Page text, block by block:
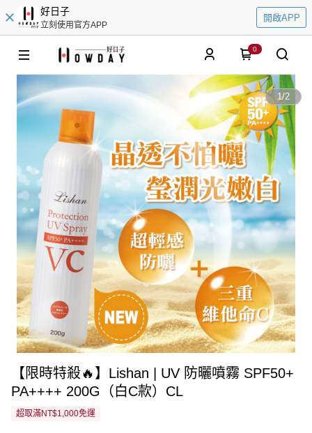
好日子
立刻使用官方APP
開啟APP
0
1/2
【限時特殺🔥】Lishan | UV 防曬噴霧 SPF50+
PA++++ 200G（白C款）CL
超取滿NT$1,000免運